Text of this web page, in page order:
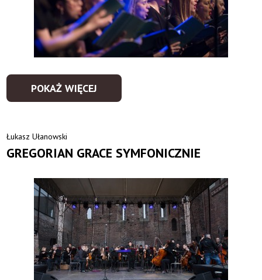
POKAŻ WIĘCEJ
Łukasz Ułanowski
GREGORIAN GRACE SYMFONICZNIE